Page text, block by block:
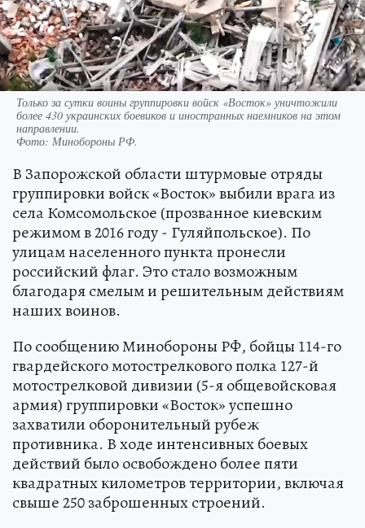
Только за сутки воины группировки войск «Восток» уничтожили
более 430 украинских боевиков и иностранных наемников на этом
направлении.
Фото: Минобороны РФ.
В Запорожской области штурмовые отряды
группировки войск «Восток» выбили врага из
села Комсомольское (прозванное киевским
режимом в 2016 году - Гуляйпольское). По
улицам населенного пункта пронесли
российский флаг. Это стало возможным
благодаря смелым и решительным действиям
наших воинов.
По сообщению Минобороны РФ, бойцы 114-го
гвардейского мотострелкового полка 127-й
мотострелковой дивизии (5-я общевойсковая
армия) группировки «Восток» успешно
захватили оборонительный рубеж
противника. В ходе интенсивных боевых
действий было освобождено более пяти
квадратных километров территории, включая
свыше 250 заброшенных строений.